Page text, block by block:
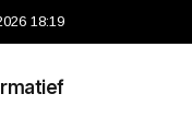
18:19